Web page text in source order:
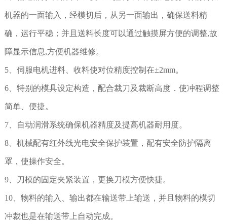
机器的一面输入，经模切后，从另一面输出，确保送料精
确，运行平稳；并且送料长度可以通过触摸屏方便的调整,故
障显示信息,方便机器维修。
5、伺服电机进料、收料使对位精度控制在±2mm。
6、特别的模具设定构造，配合裁刀及裁断高度．使冲程调整
简单、便捷。
7、自动润滑系统确保机器精度及提高机器耐用度。
8、机械配有红外线光电安全保护装置，配有安全防护隔离
罩，使操作安全。
9、刀模的固定夹紧装置，更换刀模方便快捷。
10、物料的输入、输出都在输送带上输送，并且物料的模切
冲裁也是在输送带上自动完成。